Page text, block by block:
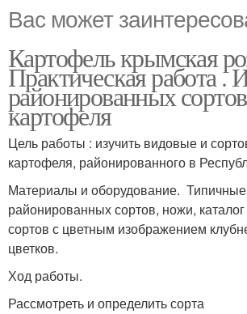
Вас может
Картофель крымская
Практическая работа .
районированных сортов
картофеля
Цель работы : изучить видовые и
картофеля, районированного в
Материалы и оборудование. Типичные
районированных сортов, ножи,
сортов с цветным изображением
цветков.
Ход работы.
Рассмотреть и определить сорта